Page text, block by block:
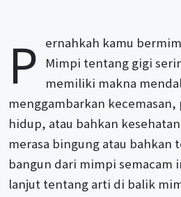
P ernahkah kamu
Mimpi tentang gigi
memiliki makna
menggambarkan
hidup, atau bahkan
merasa bingung atau bahkan
bangun dari mimpi semacam
lanjut tentang arti di balik